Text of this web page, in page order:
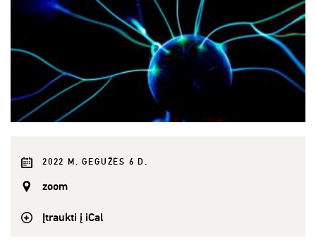
2022 M. GEGUŽĖS 6 D.
zoom
Įtraukti į iCal